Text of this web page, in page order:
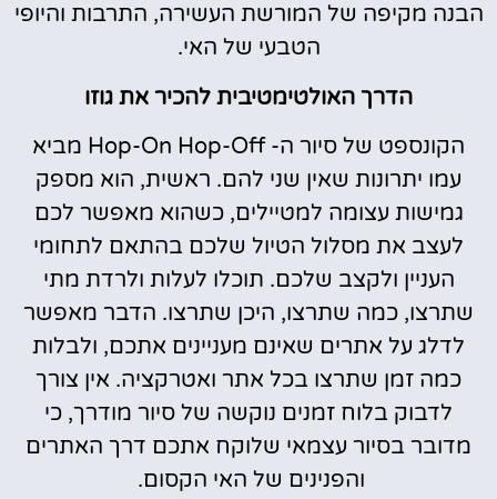
הבנה מקיפה של המורשת העשירה, התרבות והיופי
הטבעי של האי.
הדרך האולטימטיבית להכיר את גוזו
הקונספט של סיור ה- Hop-On Hop-Off מביא
עמו יתרונות שאין שני להם. ראשית, הוא מספק
גמישות עצומה למטיילים, כשהוא מאפשר לכם
לעצב את מסלול הטיול שלכם בהתאם לתחומי
העניין ולקצב שלכם. תוכלו לעלות ולרדת מתי
שתרצו, כמה שתרצו, היכן שתרצו. הדבר מאפשר
לדלג על אתרים שאינם מעניינים אתכם, ולבלות
כמה זמן שתרצו בכל אתר ואטרקציה. אין צורך
לדבוק בלוח זמנים נוקשה של סיור מודרך, כי
מדובר בסיור עצמאי שלוקח אתכם דרך האתרים
והפנינים של האי הקסום.